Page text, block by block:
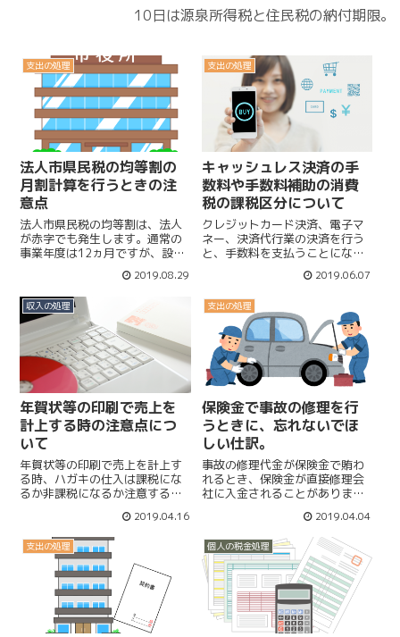
10日は源泉所得税と住民税の納付期限。
支出の処理
法人市県民税の均等割の
月割計算を行うときの注
意点
法人市県民税の均等割は、法人
が赤字でも発生します。通常の
事業年度は12ヵ月ですが、設立
期や解散、移転などで事業年度
が12か月無い場合は月割で計算
を行います。移転を行った時
は、それぞれの市に事業所があ
った期間に応じて均等割を月割
計算します。
2019.08.29
支出の処理
キャッシュレス決済の手
数料や手数料補助の消費
税の課税区分について
クレジットカード決済、電子マ
ネー、決済代行業の決済を行う
と、手数料を支払うことになり
ます。この手数料は、経費にな
るのですが消費税が課税か非課
税か相手先で異なるので注意が
必要です。手数料の補助のある
場合の消費税の課税区分に注意
です。
2019.06.07
収入の処理
年賀状等の印刷で売上を
計上する時の注意点につ
いて
年賀状等の印刷で売上を計上す
る時、ハガキの仕入は課税にな
るか非課税になるか注意する必
は、ハガキ代を含めて課税売上
になるかどうか。郵便局からと
金券ショップなどから仕入れる
ハガキ代の課税区分について。
2019.04.16
支出の処理
保険金で事故の修理を行
うときに、忘れないでほ
しい仕訳。
事故の修理代金が保険金で賄わ
れるとき、保険金が直接修理会
社に入金されることがありま
しないこともありますが、した
ほうが消費税の納付時にお得に
なることがあります。免責があ
る場合の仕訳について。
2019.04.04
支出の処理 個人の税金処理